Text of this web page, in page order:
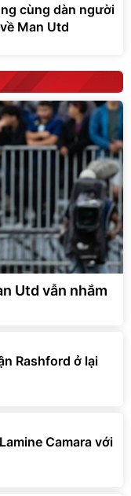
cùng dàn người
Man Utd
Utd vẫn nhắm
Rashford ở lại
Camara với